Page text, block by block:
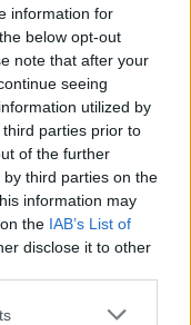
information for
below opt-out
note that after your
seeing
utilized by
parties prior to
of the further
third parties on the
information may
the IAB’s List of
disclose it to other
El Corte Inglés
Cruz de